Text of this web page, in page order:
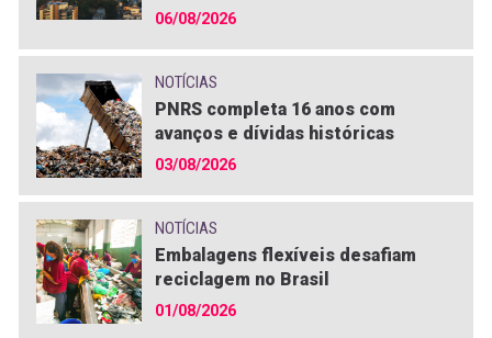
06/08/2026
NOTÍCIAS
PNRS completa 16 anos com
avanços e dívidas históricas
03/08/2026
NOTÍCIAS
Embalagens flexíveis desafiam
reciclagem no Brasil
01/08/2026